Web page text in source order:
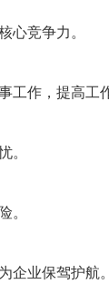
竞争力。
作，提高工
。
。
业保驾护航。